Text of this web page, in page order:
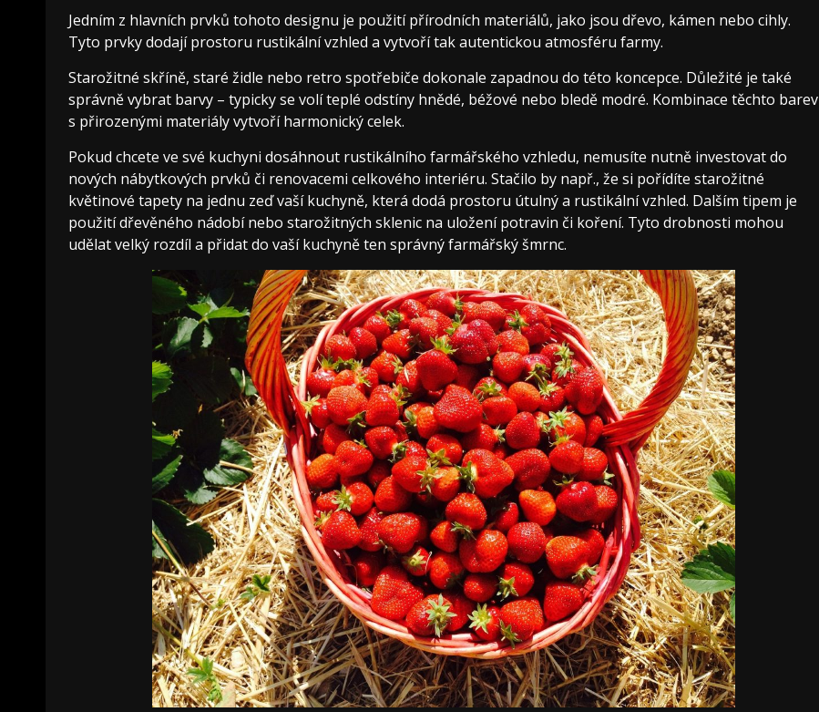
Jedním z hlavních prvků tohoto designu je použití přírodních materiálů, jako jsou dřevo, kámen nebo cihly.
Tyto prvky dodají prostoru rustikální vzhled a vytvoří tak autentickou atmosféru farmy.
Starožitné skříně, staré židle nebo retro spotřebiče dokonale zapadnou do této koncepce. Důležité je také
správně vybrat barvy – typicky se volí teplé odstíny hnědé, béžové nebo bledě modré. Kombinace těchto barev
s přirozenými materiály vytvoří harmonický celek.
Pokud chcete ve své kuchyni dosáhnout rustikálního farmářského vzhledu, nemusíte nutně investovat do
nových nábytkových prvků či renovacemi celkového interiéru. Stačilo by např., že si pořídíte starožitné
květinové tapety na jednu zeď vaší kuchyně, která dodá prostoru útulný a rustikální vzhled. Dalším tipem je
použití dřevěného nádobí nebo starožitných sklenic na uložení potravin či koření. Tyto drobnosti mohou
udělat velký rozdíl a přidat do vaší kuchyně ten správný farmářský šmrnc.